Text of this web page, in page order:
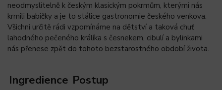
neodmyslitelně k českým klasickým pokrmům, kterými nás
krmili babičky a je to stálice gastronomie českého venkova.
Všichni určitě rádi vzpomínáme na dětství a taková chuť
lahodného pečeného králíka s česnekem, cibulí a bylinkami
nás přenese zpět do tohoto bezstarostného období života.
Ingredience Postup